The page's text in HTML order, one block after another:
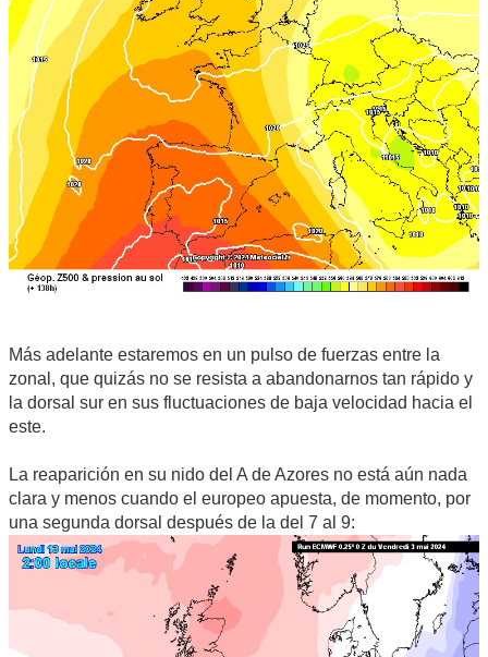
Más adelante estaremos en un pulso de fuerzas entre la
zonal, que quizás no se resista a abandonarnos tan rápido y
la dorsal sur en sus fluctuaciones de baja velocidad hacia el
este.
La reaparición en su nido del A de Azores no está aún nada
clara y menos cuando el europeo apuesta, de momento, por
una segunda dorsal después de la del 7 al 9: